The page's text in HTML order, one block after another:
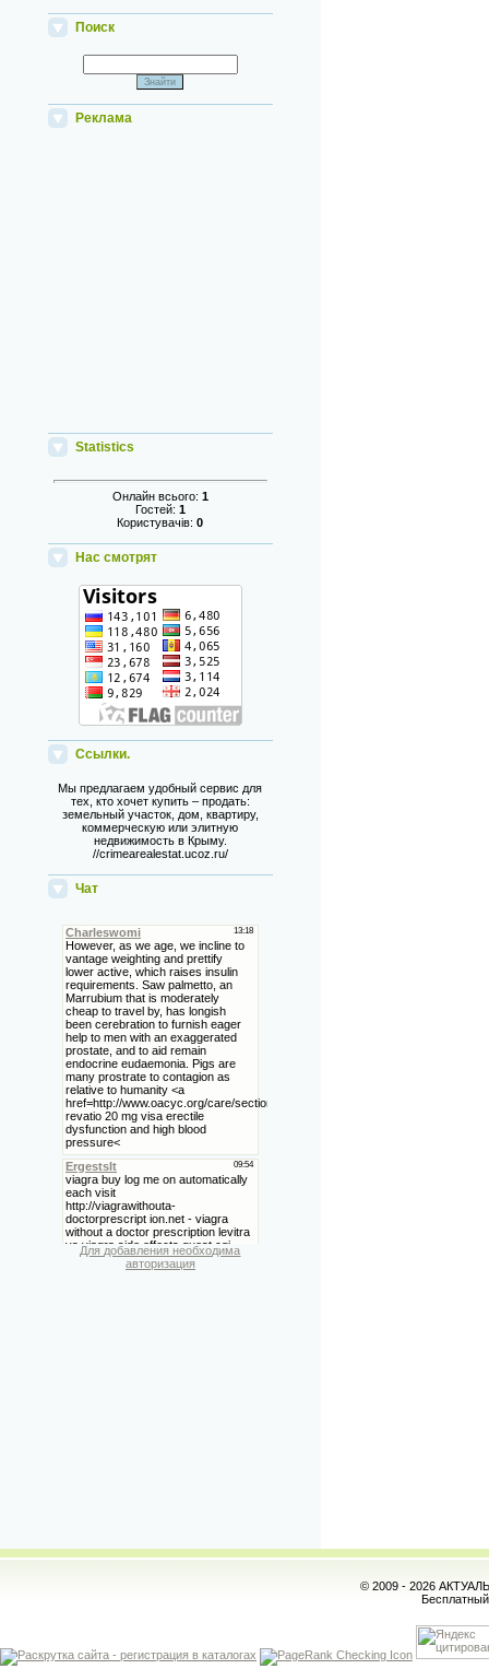
Поиск
Реклама
Statistics
Онлайн всього: 1
Гостей: 1
Користувачів:0
Нас смотрят
Ссылки.
Мы предлагаем удобный сервис для
тех, кто хочет купить – продать:
земельный участок, дом, квартиру,
коммерческую или элитную
недвижимость в Крыму.
//crimearealestat.ucoz.ru/
Чат
Для добавления необходима
авторизация
© 2009 - 2026